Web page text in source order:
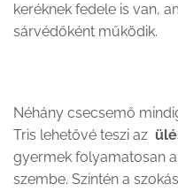
keréknek fedele is van,
sárvédőként működik.
Néhány csecsemő
Tris lehetővé teszi az
gyermek folyamatosan
szembe. Szintén a